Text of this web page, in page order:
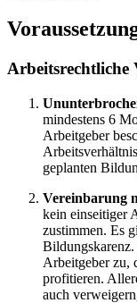
Arbeitsrechtliche
mindestens 6
Arbeitgeber
geplanten
Vereinbarung
kein einseitiger
zustimmen. Es
Bildungskarenz.
Arbeitgeber zu,
profitieren.
auch